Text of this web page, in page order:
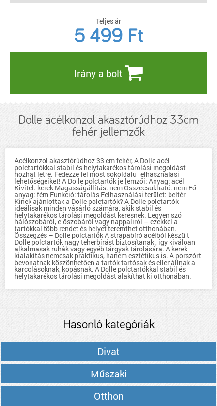
Teljes ár
5 499 Ft
Irány a bolt
Dolle acélkonzol akasztórúdhoz 33cm
fehér jellemzők
Acélkonzol akasztórúdhoz 33 cm fehér, A Dolle acél
polctartókkal stabil és helytakarékos tárolási megoldást
hozhat létre. Fedezze fel most sokoldalú felhasználási
lehetőségeiket! A Dolle polctartók jellemzői: Anyag: acél
Kivitel: kerek Magasságállítás: nem Összecsukható: nem Fő
anyag: fém Funkció: tárolás Felhasználási terület: beltér
Kinek ajánlottak a Dolle polctartók? A Dolle polctartók
ideálisak minden vásárló számára, akik stabil és
helytakarékos tárolási megoldást keresnek. Legyen szó
hálószobáról, előszobáról vagy nappaliról – ezekkel a
tartókkal több rendet és helyet teremthet otthonában.
Összegzés – Dolle polctartók A strapabíró acélból készült
Dolle polctartók nagy teherbírást biztosítanak , így kiválóan
alkalmasak ruhák vagy egyéb tárgyak tárolására. A kerek
kialakítás nemcsak praktikus, hanem esztétikus is. A porszórt
bevonatnak köszönhetően a tartók tartósak és ellenállnak a
karcolásoknak, kopásnak. A Dolle polctartókkal stabil és
helytakarékos tárolási megoldást alakíthat ki otthonában.
Hasonló kategóriák
Divat
Műszaki
Otthon